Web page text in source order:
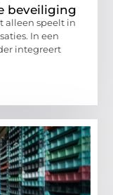
beveiliging
alleen speelt in
In een
integreert